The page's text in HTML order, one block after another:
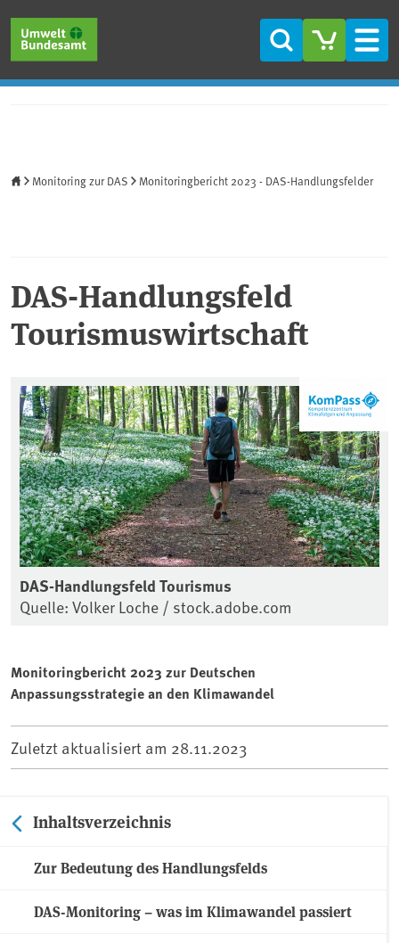
Suche
Monitoring zur DAS Monitoringbericht 2023 - DAS-Handlungsfelder
DAS-Handlungsfeld
Tourismuswirtschaft
DAS-Handlungsfeld Tourismus
Quelle: Volker Loche / stock.adobe.com
Monitoringbericht 2023 zur Deutschen
Anpassungsstrategie an den Klimawandel
Zuletzt aktualisiert am 28.11.2023
Inhaltsverzeichnis
Zur Bedeutung des Handlungsfelds
DAS-Monitoring – was im Klimawandel passiert